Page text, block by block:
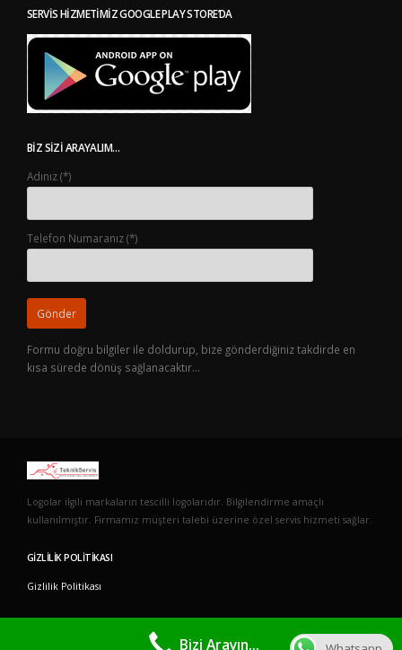
SERVIS HIZMETIMIZ GOOGLE PLAY STORE’DA
BIZ SIZI ARAYALIM…
Adınız (*)
Telefon Numaranız (*)
Formu doğru bilgiler ile doldurup, bize gönderdiğiniz takdirde en
kısa sürede dönüş sağlanacaktır…
Logolar ilgili markaların tescilli logolarıdır. Bilgilendirme amaçlı
kullanılmıştır. Firmamız müşteri talebi üzerine özel servis hizmeti sağlar.
GIZLILIK POLITIKASI
Gizlilik Politikası
Bizi Arayın...